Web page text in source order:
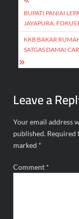
BUPATI PANIAI
JAYAPURA,
KKB BAKAR
SATGAS DAMAI
Leave a
Your email address
published. Required
marked *
Comment *